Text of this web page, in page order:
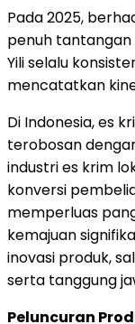
Pada 2025,
penuh
Yili selalu
mencatatkan
Di Indonesia, es
terobosan
industri es krim
konversi
memperluas
kemajuan
inovasi produk,
serta tanggung
Peluncuran